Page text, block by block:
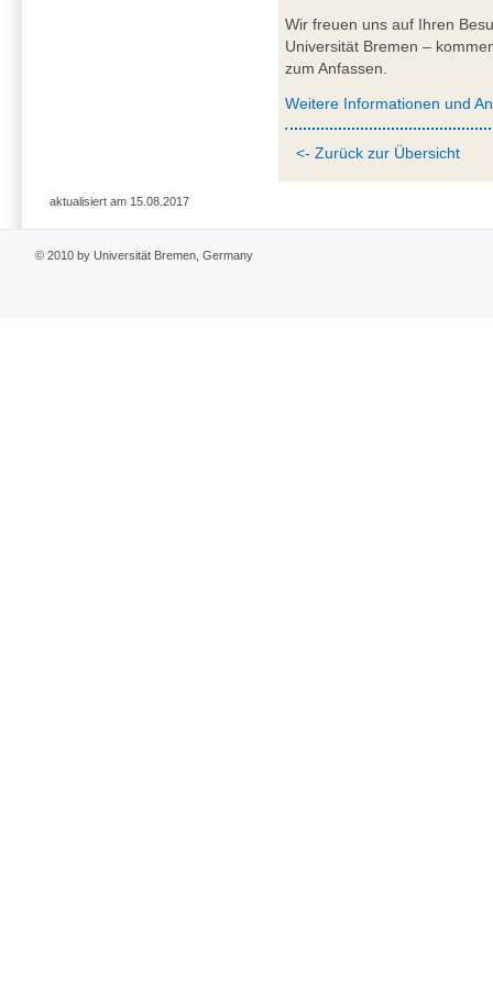
Wir freuen uns auf Ihren
Universität Bremen –
zum Anfassen.
Weitere Informationen und
<- Zurück zur Übersicht
aktualisiert am 15.08.2017
© 2010 by Universität Bremen, Germany